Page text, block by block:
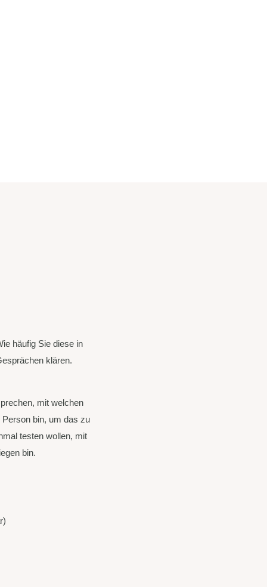
häufig Sie diese in
klären.
mit welchen
bin, um das zu
testen wollen, mit
bin.